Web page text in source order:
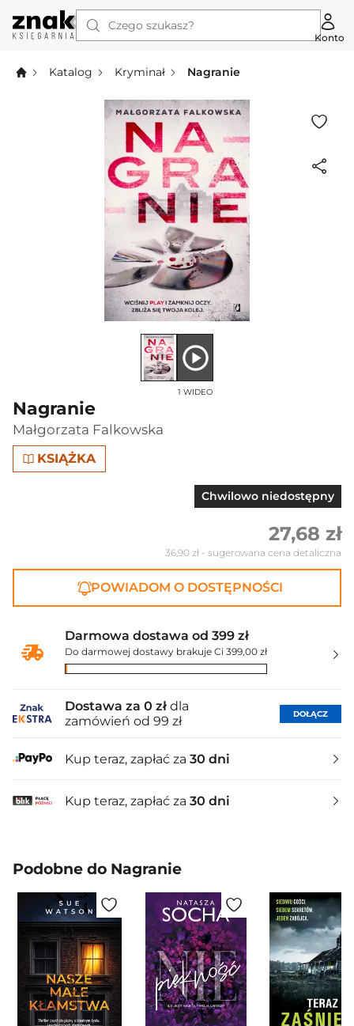
Czego szukasz?
Konto
Katalog Kryminał Nagranie
Nagranie
Małgorzata Falkowska
KSIĄŻKA
1 WIDEO
Chwilowo niedostępny
27,68 zł
36,90 zł - sugerowana cena detaliczna
POWIADOM O DOSTĘPNOŚCI
Darmowa dostawa od 399 zł
Do darmowej dostawy brakuje Ci 399,00 zł
Dostawa za 0 zł dla
zamówień od 99 zł
DOŁĄCZ
Kup teraz, zapłać za 30 dni
Kup teraz, zapłać za 30 dni
Podobne do Nagranie